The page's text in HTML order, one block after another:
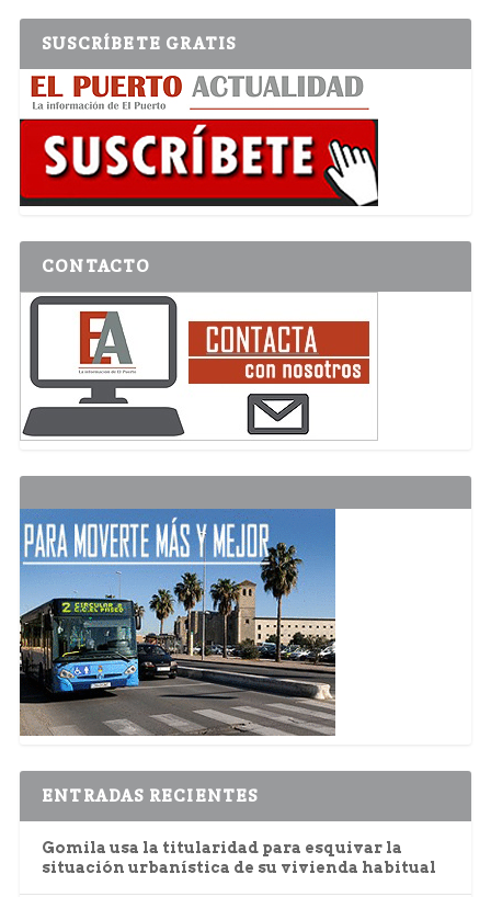
SUSCRÍBETE GRATIS
CONTACTO
ENTRADAS RECIENTES
Gomila usa la titularidad para esquivar la
situación urbanística de su vivienda habitual